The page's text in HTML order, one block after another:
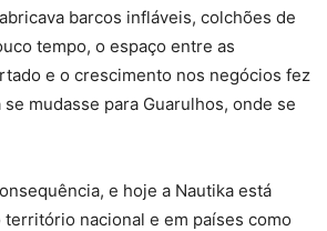
barcos infláveis, colchões de
tempo, o espaço entre as
e o crescimento nos negócios fez
mudasse para Guarulhos, onde se
e hoje a Nautika está
nacional e em países como